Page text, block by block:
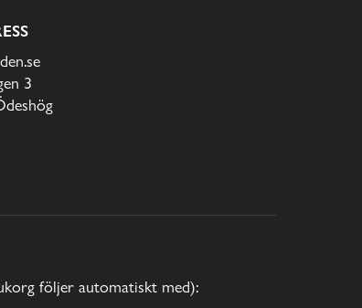
3
följer automatiskt med):